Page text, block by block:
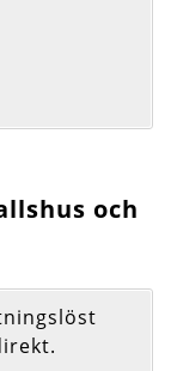
och